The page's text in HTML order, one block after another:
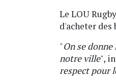
Le LOU
d'acheter
"On se
notre ville",
respect pour